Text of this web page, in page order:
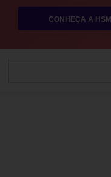
CONHEÇA A HSM